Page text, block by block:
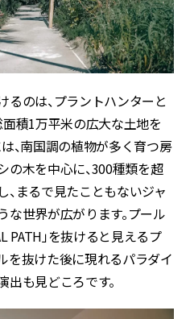
のは、プラントハンターと
積1万平米の広大な土地を
、南国調の植物が多く育つ房
木を中心に、300種類を超
まるで見たこともないジャ
世界が広がります。プール
PATH」を抜けると見えるプ
抜けた後に現れるパラダイ
も見どころです。